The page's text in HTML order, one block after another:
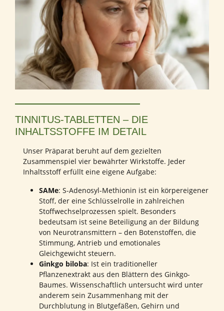
TINNITUS-TABLETTEN – DIE
INHALTSSTOFFE IM DETAIL
Unser Präparat beruht auf dem gezielten
Zusammenspiel vier bewährter Wirkstoffe. Jeder
Inhaltsstoff erfüllt eine eigene Aufgabe:
SAMe: S-Adenosyl-Methionin ist ein körpereigener
Stoff, der eine Schlüsselrolle in zahlreichen
Stoffwechselprozessen spielt. Besonders
bedeutsam ist seine Beteiligung an der Bildung
von Neurotransmittern – den Botenstoffen, die
Stimmung, Antrieb und emotionales
Gleichgewicht steuern.
Ginkgo biloba: Ist ein traditioneller
Pflanzenextrakt aus den Blättern des Ginkgo-
Baumes. Wissenschaftlich untersucht wird unter
anderem sein Zusammenhang mit der
Durchblutung in Blutgefäßen, Gehirn und